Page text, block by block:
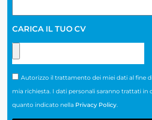
CARICA IL TUO CV
Autorizzo il trattamento dei miei dati al fine
mia richiesta. I dati personali saranno trattati in
quanto indicato nella Privacy Policy.